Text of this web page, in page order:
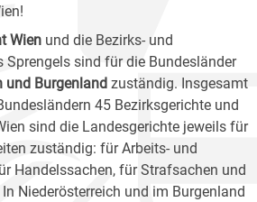
Wien und die Bezirks- und
Sprengels sind für die Bundesländer
und Burgenland zuständig. Insgesamt
45 Bezirksgerichte und
sind die Landesgerichte jeweils für
zuständig: für Arbeits- und
Handelssachen, für Strafsachen und
Niederösterreich und im Burgenland